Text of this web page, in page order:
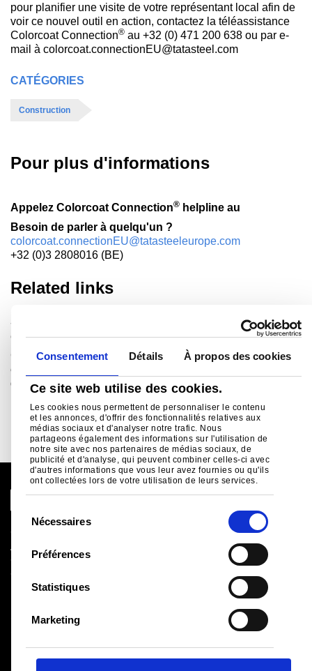
Consentement Détails À propos des cookies
Ce site web utilise des cookies.
Les cookies nous permettent de personnaliser le contenu
et les annonces, d'offrir des fonctionnalités relatives aux
médias sociaux et d'analyser notre trafic. Nous
partageons également des informations sur l'utilisation de
notre site avec nos partenaires de médias sociaux, de
publicité et d'analyse, qui peuvent combiner celles-ci avec
d'autres informations que vous leur avez fournies ou qu'ils
ont collectées lors de votre utilisation de leurs services.
n
Nécessaires
Préférences
Statistiques
Marketing
pour planifier une visite de votre représentant local afin de
voir ce nouvel outil en action, contactez la téléassistance
Colorcoat Connection® au +32 (0) 471 200 638 ou par e-
mail à colorcoat.connectionEU@tatasteel.com
CATÉGORIES
Construction
Pour plus d'informations
Appelez Colorcoat Connection® helpline au
Besoin de parler à quelqu'un ?
colorcoat.connectionEU@tatasteeleurope.com
+32 (0)3 2808016 (BE)
Related links
Services d'harmonisation des couleurs
Colorcoat .
Grâce à notre service Colour Consaltancy, nous sommes
en mesure d'offrir des conseils sur la correspondance et la
disponibilité des couleurs pour C..
Lire la suite
Global Site
Avis juridique
Cookies
Conditions de vente
Fournisseurs
Santé et sécurité